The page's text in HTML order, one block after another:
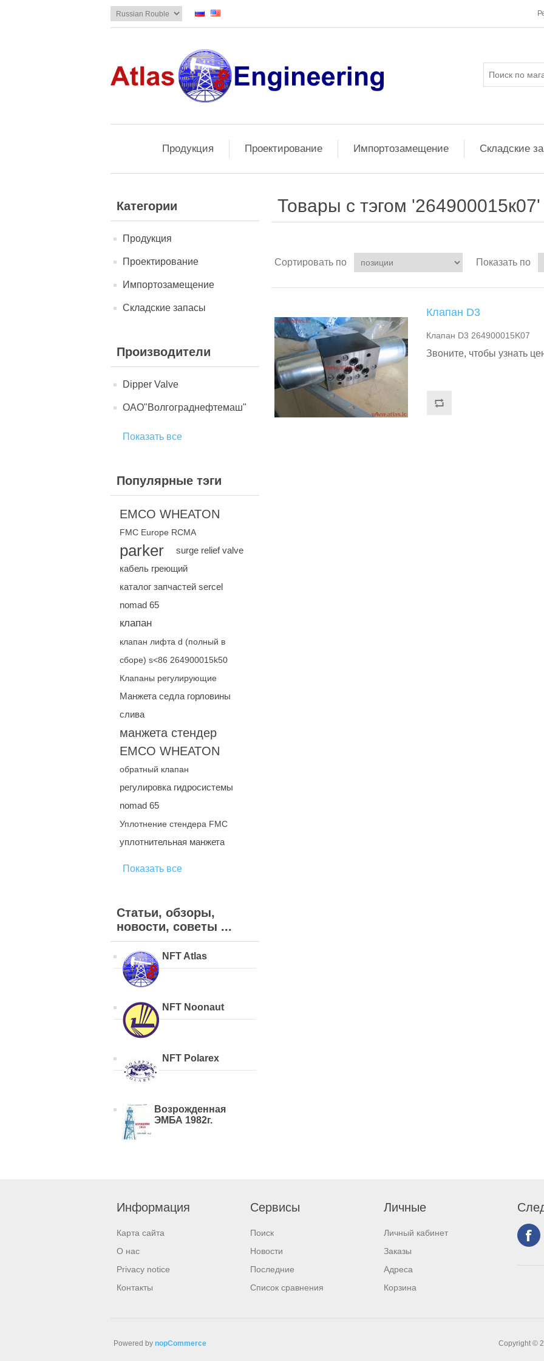
Продукция Проектирование Импортозамещение Складские
Категории
Продукция
Проектирование
Импортозамещение
Складские запасы
Производители
Dipper Valve
ОАО"Волгограднефтемаш"
Показать все
Популярные тэги
EMCO WHEATON
FMC Europe RCMA
parker
surge relief valve
кабель греющий
каталог запчастей sercel
nomad 65
клапан
клапан лифта d (полный в
сборе) s<86 264900015k50
Клапаны регулирующие
Манжета седла горловины
слива
манжета стендер
EMCO WHEATON
обратный клапан
регулировка гидросистемы
nomad 65
Уплотнение стендера FMC
уплотнительная манжета
Показать все
Статьи, обзоры,
новости, советы ...
NFT Atlas
NFT Noonaut
NFT Polarex
Возрожденная
ЭМБА 1982г.
Товары с тэгом '264900015к07'
Сортировать по Показать по
Клапан D3
Клапан D3 264900015K07
Звоните, чтобы узнать
Информация
Карта сайта
О нас
Privacy notice
Контакты
Сервисы
Поиск
Новости
Последние
Список сравнения
Личные
Личный кабинет
Заказы
Адреса
Корзина
Copyright ©
Powered by nopCommerce